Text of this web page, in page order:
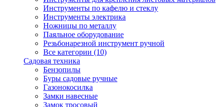
Инструменты по кафелю и стеклу
Инструменты электрика
Ножницы по металлу
Паяльное оборудование
Резьбонарезной инструмент ручной
Все категории (10)
Садовая техника
Бензопилы
Буры садовые ручные
Газонокосилка
Замки навесные
Замок тросовый